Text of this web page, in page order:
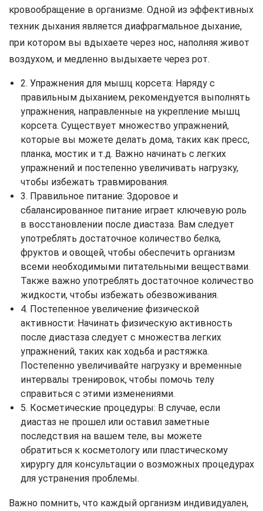
кровообращение в организме. Одной из эффективных
техник дыхания является диафрагмальное дыхание,
при котором вы вдыхаете через нос, наполняя живот
воздухом, и медленно выдыхаете через рот.
2. Упражнения для мышц корсета: Наряду с
правильным дыханием, рекомендуется выполнять
упражнения, направленные на укрепление мышц
корсета. Существует множество упражнений,
которые вы можете делать дома, таких как пресс,
планка, мостик и т.д. Важно начинать с легких
упражнений и постепенно увеличивать нагрузку,
чтобы избежать травмирования.
3. Правильное питание: Здоровое и
сбалансированное питание играет ключевую роль
в восстановлении после диастаза. Вам следует
употреблять достаточное количество белка,
фруктов и овощей, чтобы обеспечить организм
всеми необходимыми питательными веществами.
Также важно употреблять достаточное количество
жидкости, чтобы избежать обезвоживания.
4. Постепенное увеличение физической
активности: Начинать физическую активность
после диастаза следует с множества легких
упражнений, таких как ходьба и растяжка.
Постепенно увеличивайте нагрузку и временные
интервалы тренировок, чтобы помочь телу
справиться с этими изменениями.
5. Косметические процедуры: В случае, если
диастаз не прошел или оставил заметные
последствия на вашем теле, вы можете
обратиться к косметологу или пластическому
хирургу для консультации о возможных процедурах
для устранения проблемы.
Важно помнить, что каждый организм индивидуален,